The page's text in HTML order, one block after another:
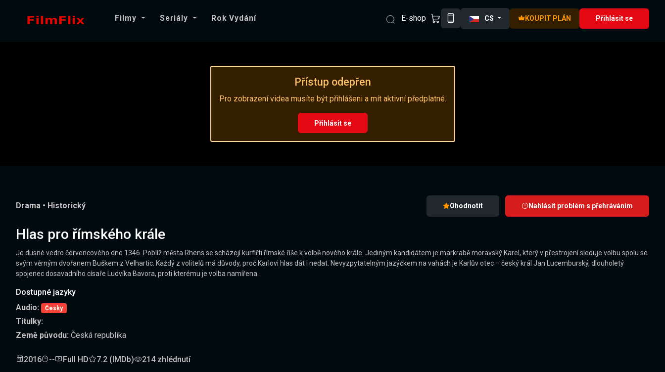
Filmy Seriály Rok Vydání E-shop CS KOUPIT PLÁN Přihlásit se
Přístup odepřen
Pro zobrazení videa musíte být přihlášeni a mít aktivní předplatné.
Přihlásit se
Drama • Historický Ohodnotit Nahlásit problém s přehráváním
Hlas pro římského krále
Je dusné vedro červencového dne 1346. Poblíž města Rhens se scházejí kurfiřti římské říše k volbě nového krále. Jediným kandidátem je markrabě moravský Karel, který v přestrojení sleduje volbu spolu se
svým věrným dvořanem Buškem z Velhartic. Každý z volitelů má důvody, proč Karlovi hlas dát i nedat. Nevyzpytatelným jazýčkem na vahách je Karlův otec – český král Jan Lucemburský, dlouholetý
spojenec dosavadního císaře Ludvíka Bavora, proti kterému je volba namířena.
Dostupné jazyky
Audio:
Česky
Titulky:
Země původu: Česká republika
2016 -- Full HD 7.2 (IMDb) 214 zhlédnutí